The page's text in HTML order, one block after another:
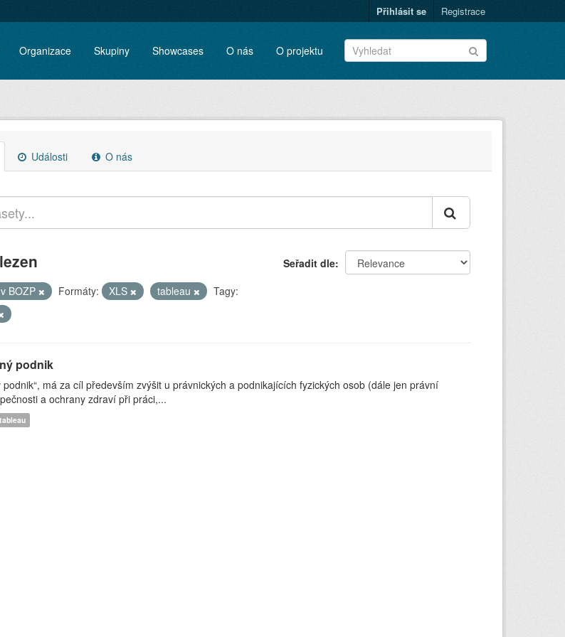
Přihlásit se Registrace
Organizace Skupiny Showcases O nás O projektu
Události O nás
Seřadit dle
BOZP Formáty: XLS tableau
Tagy:
podnik
podnik“, má za cíl především zvýšit u právnických a podnikajících fyzických osob (dále jen právní
a ochrany zdraví při práci,...
tableau